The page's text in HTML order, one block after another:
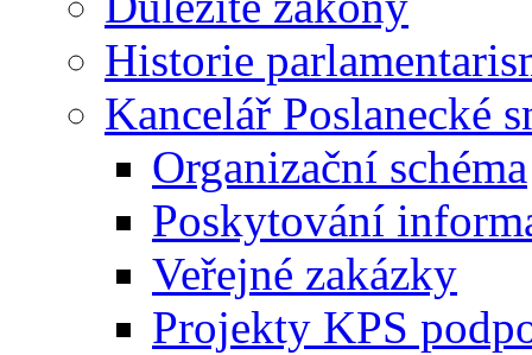
Historie
Kancelář Poslanecké
Organizační schéma
Poskytování
Veřejné zakázky
Projekty KPS